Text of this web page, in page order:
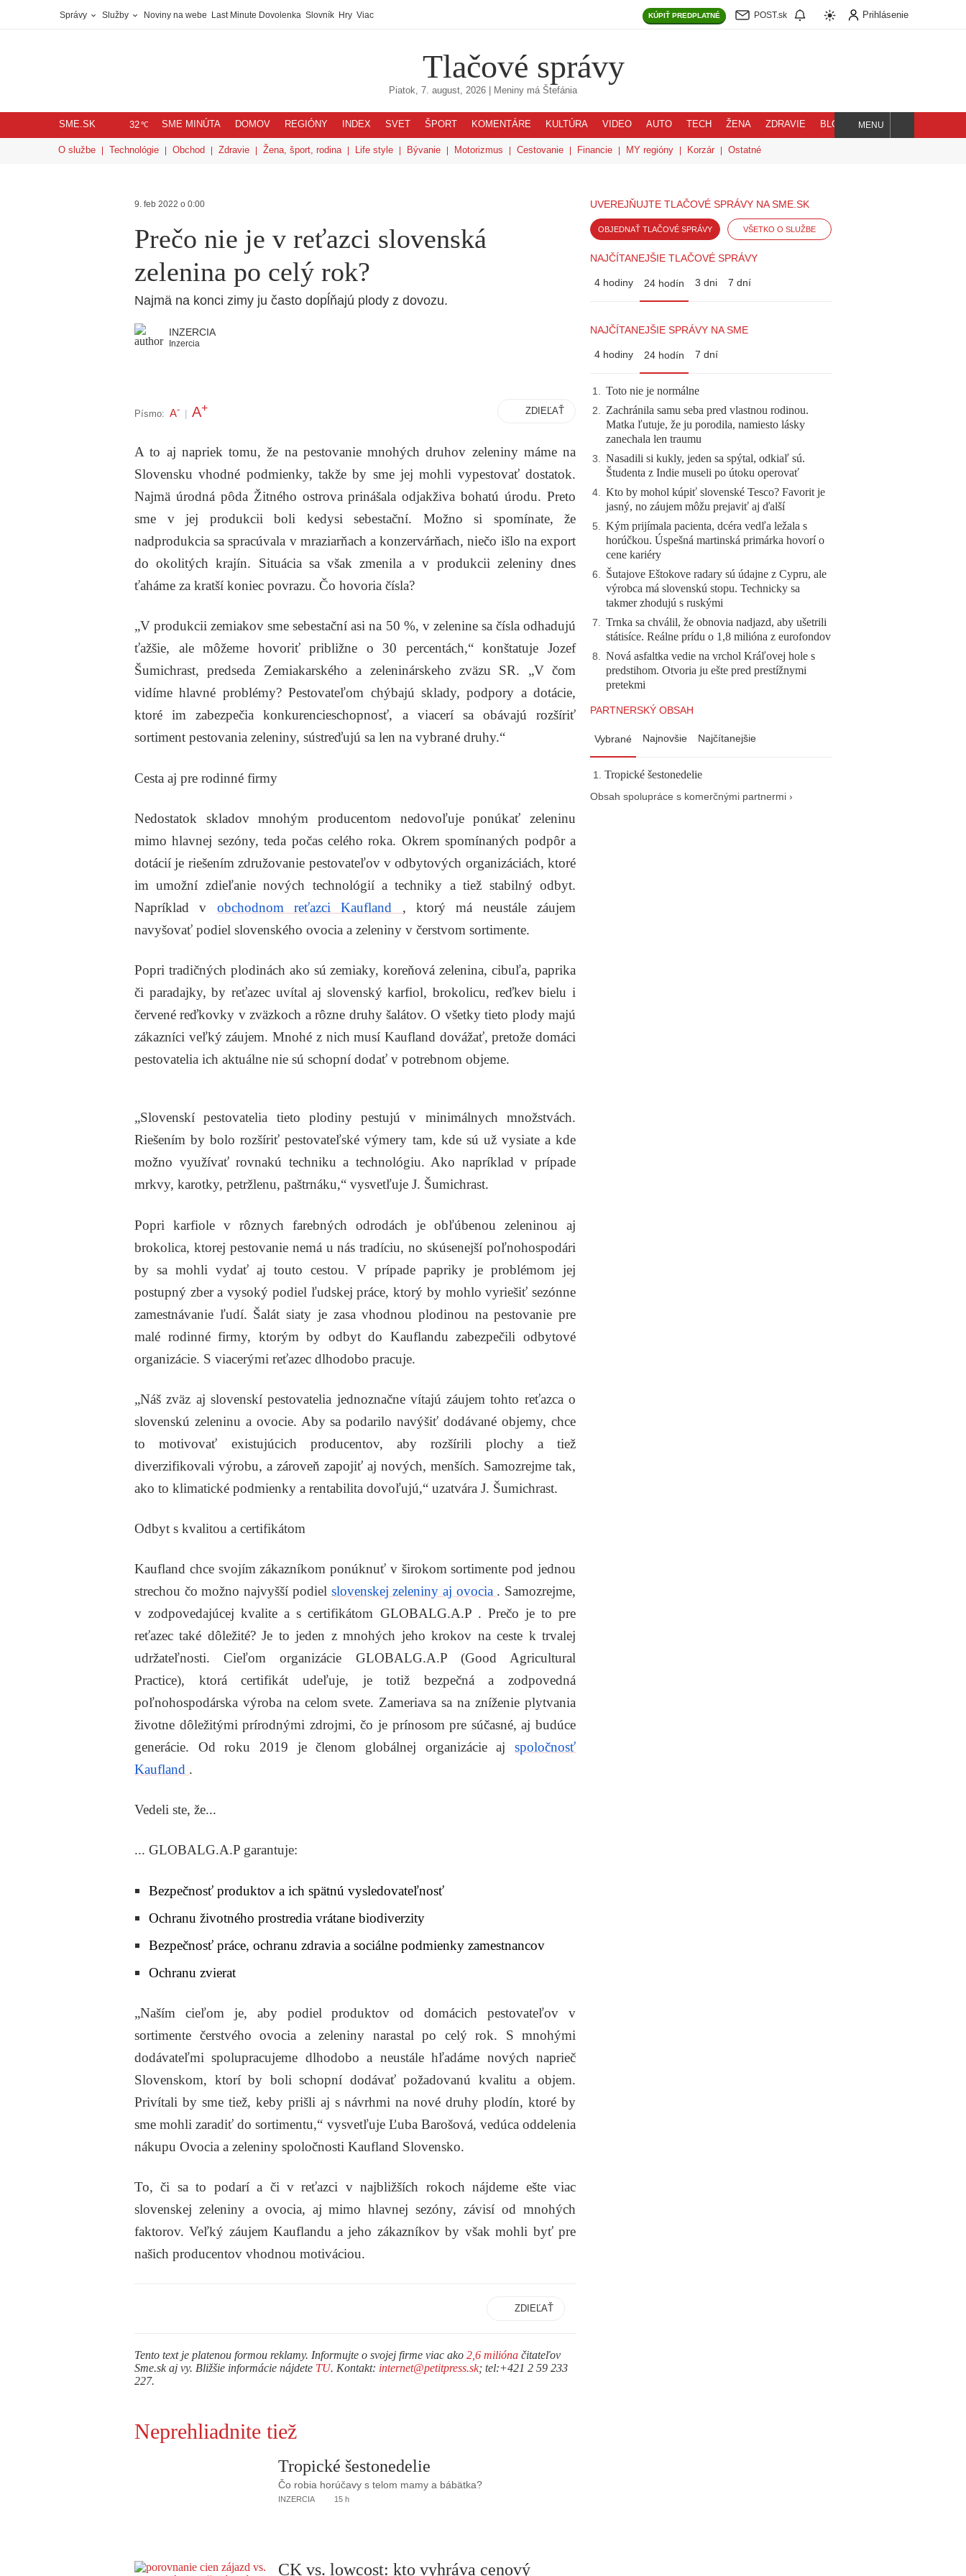
Správy Služby Noviny na webe Last Minute Dovolenka Slovník Hry Viac KÚPIŤ PREDPLATNÉ POST.sk Prihlásenie
Tlačové správy
Piatok, 7. august, 2026 | Meniny má Štefánia
SME.SK 32℃ SME MINÚTA DOMOV REGIÓNY INDEX SVET ŠPORT KOMENTÁRE KULTÚRA VIDEO AUTO TECH ŽENA ZDRAVIE BLOG
Hľadaj
MENU
O službe Technológie Obchod Zdravie Žena, šport, rodina Life style Bývanie Motorizmus Cestovanie Financie MY regióny Korzár Ostatné
9. feb 2022 o 0:00
Prečo nie je v reťazci slovenská
zelenina po celý rok?
Najmä na konci zimy ju často dopĺňajú plody z dovozu.
INZERCIA
Inzercia
Písmo: A- A+ ZDIEĽAŤ
A to aj napriek tomu, že na pestovanie mnohých druhov zeleniny máme na
Slovensku vhodné podmienky, takže by sme jej mohli vypestovať dostatok.
Najmä úrodná pôda Žitného ostrova prinášala odjakživa bohatú úrodu. Preto
sme v jej produkcii boli kedysi sebestační. Možno si spomínate, že
nadprodukcia sa spracúvala v mraziarňach a konzervárňach, niečo išlo na export
do okolitých krajín. Situácia sa však zmenila a v produkcii zeleniny dnes
ťaháme za kratší koniec povrazu. Čo hovoria čísla?
„V produkcii zemiakov sme sebestační asi na 50 %, v zelenine sa čísla odhadujú
ťažšie, ale môžeme hovoriť približne o 30 percentách,“konštatuje Jozef
Šumichrast, predseda Zemiakarského a zeleninárskeho zväzu SR. „V čom
vidíme hlavné problémy? Pestovateľom chýbajú sklady, podpory a dotácie,
ktoré im zabezpečia konkurencieschopnosť, a viacerí sa obávajú rozšíriť
sortiment pestovania zeleniny, sústreďujú sa len na vybrané druhy.“
Cesta aj pre rodinné firmy
Nedostatok skladov mnohým producentom nedovoľuje ponúkať zeleninu
mimo hlavnej sezóny, teda počas celého roka. Okrem spomínaných podpôr a
dotácií je riešením združovanie pestovateľov v odbytových organizáciách, ktoré
im umožní zdieľanie nových technológií a techniky a tiež stabilný odbyt.
Napríklad v obchodnom reťazci Kaufland
, ktorý má neustále záujem
navyšovať podiel slovenského ovocia a zeleniny v čerstvom sortimente.
Popri tradičných plodinách ako sú zemiaky, koreňová zelenina, cibuľa, paprika
či paradajky, by reťazec uvítal aj slovenský karfiol, brokolicu, reďkev bielu i
červené reďkovky v zväzkoch a rôzne druhy šalátov. O všetky tieto plody majú
zákazníci veľký záujem. Mnohé z nich musí Kaufland dovážať, pretože domáci
pestovatelia ich aktuálne nie sú schopní dodať v potrebnom objeme.
„Slovenskí pestovatelia tieto plodiny pestujú v minimálnych množstvách.
Riešením by bolo rozšíriť pestovateľské výmery tam, kde sú už vysiate a kde
možno využívať rovnakú techniku a technológiu. Ako napríklad v prípade
mrkvy, karotky, petržlenu, paštrnáku,“ vysvetľuje J. Šumichrast.
Popri karfiole v rôznych farebných odrodách je obľúbenou zeleninou aj
brokolica, ktorej pestovanie nemá u nás tradíciu, no skúsenejší poľnohospodári
by sa mohli vydať aj touto cestou. V prípade papriky je problémom jej
postupný zber a vysoký podiel ľudskej práce, ktorý by mohlo vyriešiť sezónne
zamestnávanie ľudí. Šalát siaty je zasa vhodnou plodinou na pestovanie pre
malé rodinné firmy, ktorým by odbyt do Kauflandu zabezpečili odbytové
organizácie. S viacerými reťazec dlhodobo pracuje.
„Náš zväz aj slovenskí pestovatelia jednoznačne vítajú záujem tohto reťazca o
slovenskú zeleninu a ovocie. Aby sa podarilo navýšiť dodávané objemy, chce
to motivovať existujúcich producentov, aby rozšírili plochy a tiež
diverzifikovali výrobu, a zároveň zapojiť aj nových, menších. Samozrejme tak,
ako to klimatické podmienky a rentabilita dovoľujú,“ uzatvára J. Šumichrast.
Odbyt s kvalitou a certifikátom
Kaufland chce svojím zákazníkom ponúknuť v širokom sortimente pod jednou
strechou čo možno najvyšší podiel slovenskej zeleniny aj ovocia . Samozrejme,
v zodpovedajúcej kvalite a s certifikátom GLOBALG.A.P . Prečo je to pre
reťazec také dôležité? Je to jeden z mnohých jeho krokov na ceste k trvalej
udržateľnosti. Cieľom organizácie GLOBALG.A.P (Good Agricultural
Practice), ktorá certifikát udeľuje, je totiž bezpečná a zodpovedná
poľnohospodárska výroba na celom svete. Zameriava sa na zníženie plytvania
životne dôležitými prírodnými zdrojmi, čo je prínosom pre súčasné, aj budúce
generácie. Od roku 2019 je členom globálnej organizácie aj spoločnosť
Kaufland .
Vedeli ste, že...
... GLOBALG.A.P garantuje:
Bezpečnosť produktov a ich spätnú vysledovateľnosť
Ochranu životného prostredia vrátane biodiverzity
Bezpečnosť práce, ochranu zdravia a sociálne podmienky zamestnancov
Ochranu zvierat
„Naším cieľom je, aby podiel produktov od domácich pestovateľov v
sortimente čerstvého ovocia a zeleniny narastal po celý rok. S mnohými
dodávateľmi spolupracujeme dlhodobo a neustále hľadáme nových naprieč
Slovenskom, ktorí by boli schopní dodávať požadovanú kvalitu a objem.
Privítali by sme tiež, keby prišli aj s návrhmi na nové druhy plodín, ktoré by
sme mohli zaradiť do sortimentu,“ vysvetľuje Ľuba Barošová, vedúca oddelenia
nákupu Ovocia a zeleniny spoločnosti Kaufland Slovensko.
To, či sa to podarí a či v reťazci v najbližších rokoch nájdeme ešte viac
slovenskej zeleniny a ovocia, aj mimo hlavnej sezóny, závisí od mnohých
faktorov. Veľký záujem Kauflandu a jeho zákazníkov by však mohli byť pre
našich producentov vhodnou motiváciou.
ZDIEĽAŤ
Tento text je platenou formou reklamy. Informujte o svojej firme viac ako 2,6 milióna čitateľov
Sme.sk aj vy. Bližšie informácie nájdete TU. Kontakt: internet@petitpress.sk; tel:+421 2 59 233
227.
UVEREJŇUJTE TLAČOVÉ SPRÁVY NA SME.SK
OBJEDNAŤ TLAČOVÉ SPRÁVY VŠETKO O SLUŽBE
NAJČÍTANEJŠIE TLAČOVÉ SPRÁVY
4 hodiny 24 hodín 3 dni 7 dní
NAJČÍTANEJŠIE SPRÁVY NA SME
4 hodiny 24 hodín 7 dní
1. Toto nie je normálne
2. Zachránila samu seba pred vlastnou rodinou.
Matka ľutuje, že ju porodila, namiesto lásky
zanechala len traumu
3. Nasadili si kukly, jeden sa spýtal, odkiaľ sú.
Študenta z Indie museli po útoku operovať
4. Kto by mohol kúpiť slovenské Tesco? Favorit je
jasný, no záujem môžu prejaviť aj ďalší
5. Kým prijímala pacienta, dcéra vedľa ležala s
horúčkou. Úspešná martinská primárka hovorí o
cene kariéry
6. Šutajove Eštokove radary sú údajne z Cypru, ale
výrobca má slovenskú stopu. Technicky sa
takmer zhodujú s ruskými
7. Trnka sa chválil, že obnovia nadjazd, aby ušetrili
státisíce. Reálne prídu o 1,8 milióna z eurofondov
8. Nová asfaltka vedie na vrchol Kráľovej hole s
predstihom. Otvoria ju ešte pred prestížnymi
pretekmi
PARTNERSKÝ OBSAH
Vybrané Najnovšie Najčítanejšie
Tropické šestonedelie
Obsah spolupráce s komerčnými partnermi ›
Neprehliadnite tiež
Tropické šestonedelie
Čo robia horúčavy s telom mamy a bábätka?
INZERCIA 15 h
CK vs. lowcost: kto vyhráva cenový